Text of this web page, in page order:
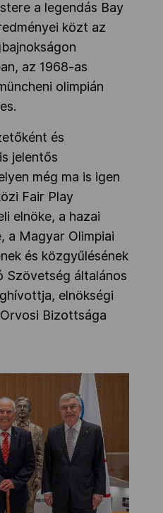
a legendás Bay
közt az
az 1968-as
olimpián
és
jelentős
még ma is igen
Fair Play
elnöke, a hazai
a Magyar Olimpiai
és közgyűlésének
Szövetség általános
elnökségi
Bizottsága